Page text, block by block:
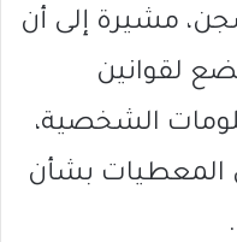
مشيرة إلى أن
لقوانين
الشخصية،
المعطيات بشأن